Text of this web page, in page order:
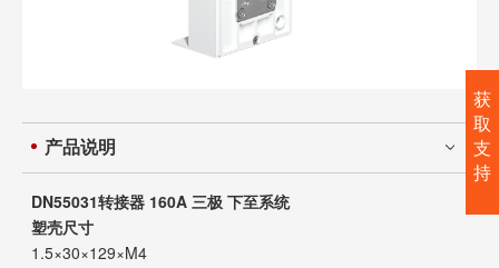
产品说明
DN55031转接器 160A 三极 下至系统
塑壳尺寸
1.5×30×129×M4
获
取
支
持